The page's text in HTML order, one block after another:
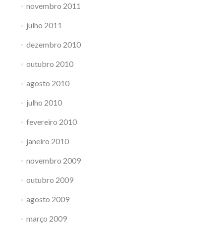
novembro 2011
julho 2011
dezembro 2010
outubro 2010
agosto 2010
julho 2010
fevereiro 2010
janeiro 2010
novembro 2009
outubro 2009
agosto 2009
março 2009